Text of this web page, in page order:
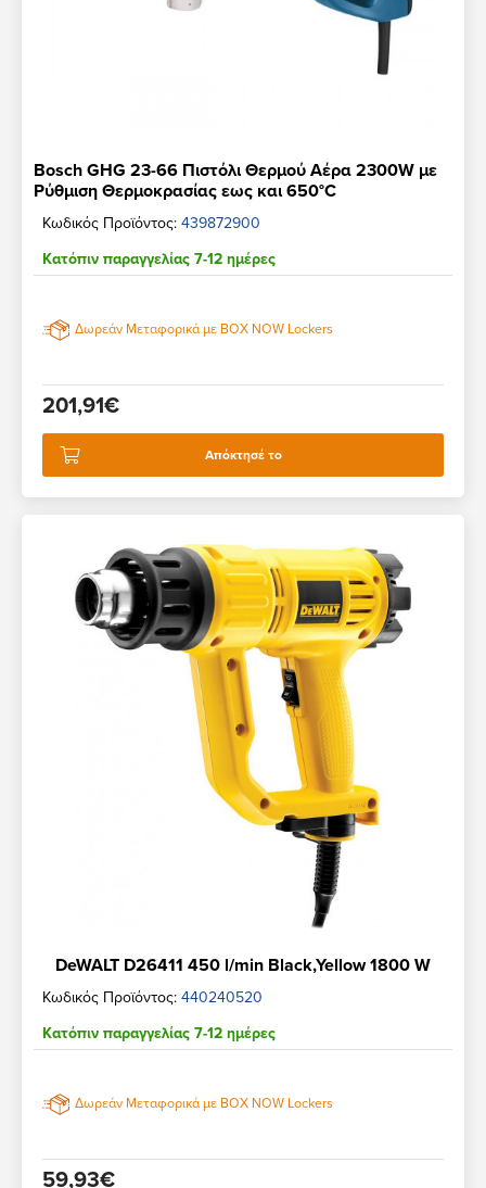
Bosch GHG 23-66 Πιστόλι Θερμού Αέρα 2300W με
Ρύθμιση Θερμοκρασίας εως και 650°C
Κωδικός Προϊόντος: 439872900
Κατόπιν παραγγελίας 7-12 ημέρες
Δωρεάν Μεταφορικά με BOX NOW Lockers
201,91€
Απόκτησέ το
DeWALT D26411 450 l/min Black,Yellow 1800 W
Κωδικός Προϊόντος: 440240520
Κατόπιν παραγγελίας 7-12 ημέρες
Δωρεάν Μεταφορικά με BOX NOW Lockers
59,93€